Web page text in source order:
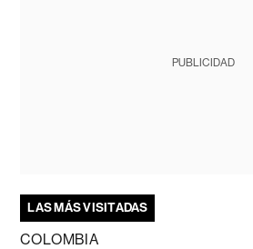
PUBLICIDAD
LAS MÁS VISITADAS
COLOMBIA